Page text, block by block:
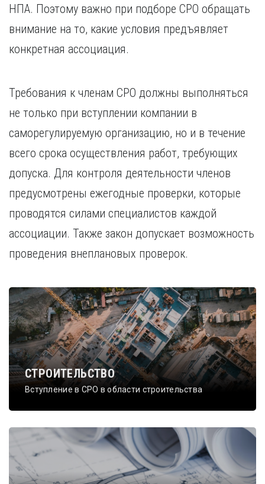
Мурманск
Н
Набережные Челны
Новокузнецк
Я
Ярославль
НПА. Поэтому важно при подборе СРО обращать
внимание на то, какие условия предъявляет
конкретная ассоциация.
Требования к членам СРО должны выполняться
не только при вступлении компании в
саморегулируемую организацию, но и в течение
всего срока осуществления работ, требующих
допуска. Для контроля деятельности членов
предусмотрены ежегодные проверки, которые
проводятся силами специалистов каждой
ассоциации. Также закон допускает возможность
проведения внеплановых проверок.
СТРОИТЕЛЬСТВО
Вступление в СРО в области строительства